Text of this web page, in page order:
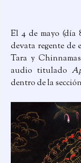
El 4 de mayo (día
devata regente de
Tara y
audio titulado
dentro de la sección